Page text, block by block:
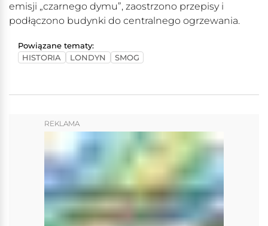
emisji „czarnego dymu”, zaostrzono przepisy i
podłączono budynki do centralnego ogrzewania.
Powiązane tematy:
HISTORIA
LONDYN SMOG
REKLAMA